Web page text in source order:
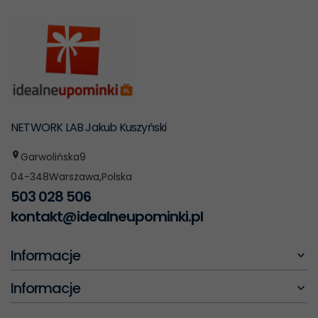
NETWORK LAB Jakub Kuszyński
Garwolińska9
04-348Warszawa,Polska
503 028 506
kontakt@idealneupominki.pl
Informacje
Informacje